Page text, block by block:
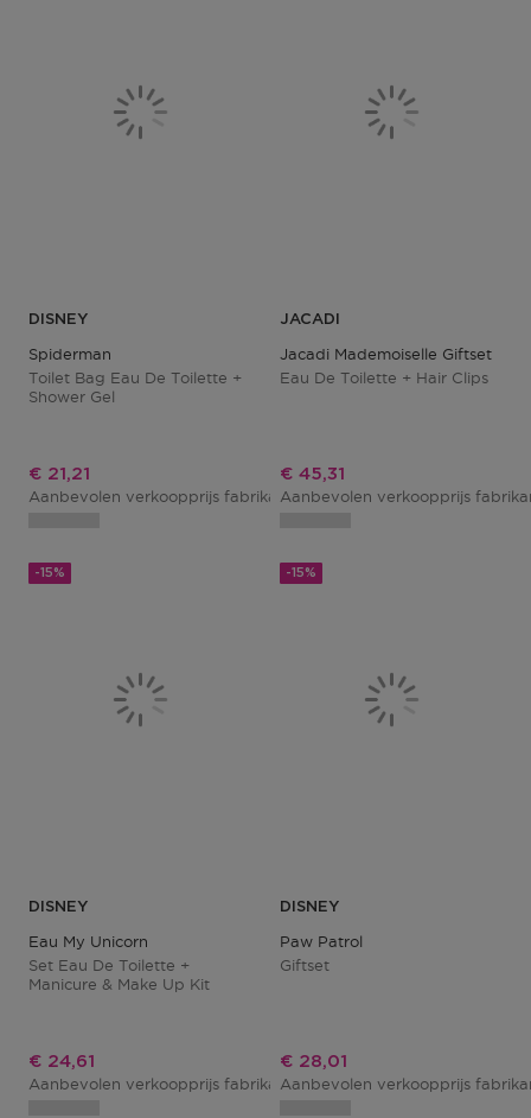
DISNEY
Spiderman
Toilet Bag Eau De Toilette +
Shower Gel
Kortingsprijs
€ 21,21
Aanbevolen verkoopprijs fabrikant€ 24,95
JACADI
Jacadi Mademoiselle Giftset
Eau De Toilette + Hair Clips
Kortingsprijs
€ 45,31
Aanbevolen verkoopprijs
-15%
DISNEY
Eau My Unicorn
Set Eau De Toilette +
Manicure & Make Up Kit
Kortingsprijs
€ 24,61
Aanbevolen verkoopprijs fabrikant€ 28,95
-15%
DISNEY
Paw Patrol
Giftset
Kortingsprijs
€ 28,01
Aanbevolen verkoopprijs